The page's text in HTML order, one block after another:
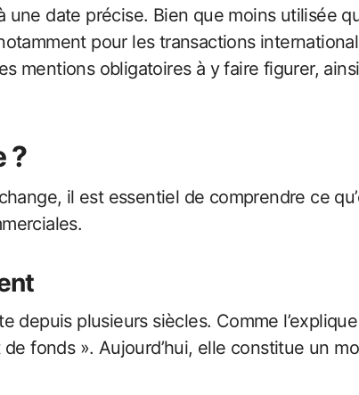
date précise. Bien que moins utilisée
pour les transactions
mentions obligatoires à y faire figurer,
?
il est essentiel de comprendre ce
plusieurs siècles. Comme
fonds ». Aujourd’hui, elle constitue un